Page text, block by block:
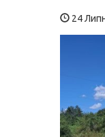
24